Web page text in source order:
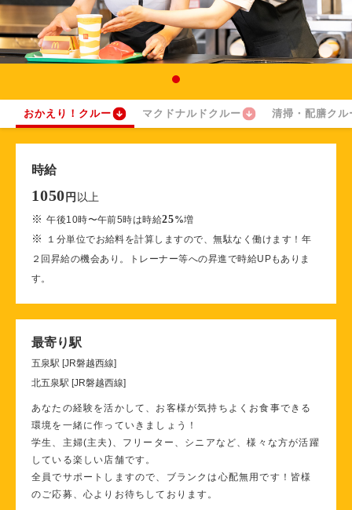
おかえり！クルー マクドナルドクルー 清掃・配膳クル
時給
1050 円 以上
※午後10時〜午前5時は時給25%増
※
１分単位でお給料を計算しますので、無駄なく働けます！年
２回昇給の機会あり。トレーナー等への昇進で時給UPもありま
す。
最寄り駅
五泉駅 [JR磐越西線]
北五泉駅 [JR磐越西線]
あなたの経験を活かして、お客様が気持ちよくお食事できる
環境を一緒に作っていきましょう！
学生、主婦(主夫)、フリーター、シニアなど、様々な方が活躍
している楽しい店舗です。
全員でサポートしますので、ブランクは心配無用です！皆様
のご応募、心よりお待ちしております。